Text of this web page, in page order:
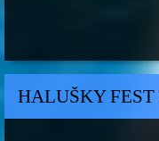
HALUŠKY